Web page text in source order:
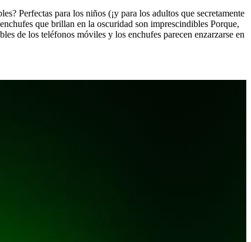
Perfectas para los niños (¡y para los adultos que secretamente
que brillan en la oscuridad son imprescindibles Porque,
de los teléfonos móviles y los enchufes parecen enzarzarse en